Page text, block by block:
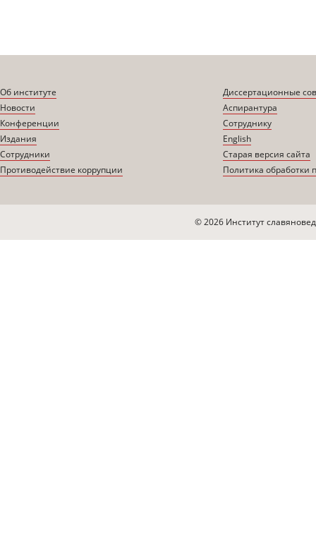
Об институте
Новости
Конференции
Издания
Сотрудники
Противодействие коррупции
Диссертационные
Аспирантура
Сотруднику
English
Старая версия сайта
Политика обработки
© 2026 Институт